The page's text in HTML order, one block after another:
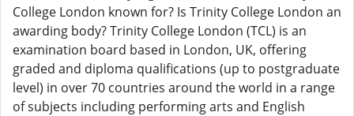
College London known for? Is Trinity College London an
awarding body? Trinity College London (TCL) is an
examination board based in London, UK, offering
graded and diploma qualifications (up to postgraduate
level) in over 70 countries around the world in a range
of subjects including performing arts and English